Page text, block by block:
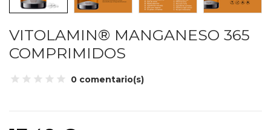
VITOLAMIN® MANGANESO 365
COMPRIMIDOS
0 comentario(s)